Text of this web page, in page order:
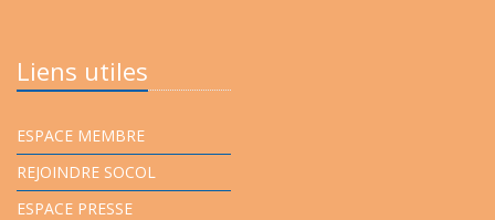
Liens utiles
ESPACE MEMBRE
REJOINDRE SOCOL
ESPACE PRESSE